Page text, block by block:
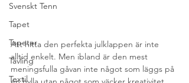
Svenskt Tenn
Tapet
Tapeter
Tävling
Textil
Att hitta den perfekta julklappen är inte
alltid enkelt. Men ibland är den mest
meningsfulla gåvan inte något som läggs på